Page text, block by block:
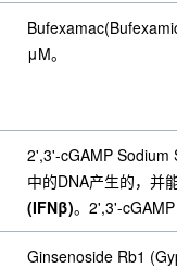
μM。
2',3'-cGAMP Sodium
中的DNA产生的，并
(IFNβ)。2',3'-
Ginsenoside Rb1